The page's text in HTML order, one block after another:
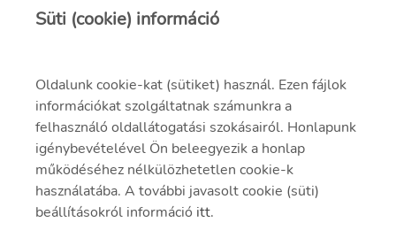
Süti (cookie) információ
Oldalunk cookie-kat (sütiket) használ. Ezen fájlok
információkat szolgáltatnak számunkra a
felhasználó oldallátogatási szokásairól. Honlapunk
igénybevételével Ön beleegyezik a honlap
működéséhez nélkülözhetetlen cookie-k
használatába. A további javasolt cookie (süti)
beállításokról információ itt.